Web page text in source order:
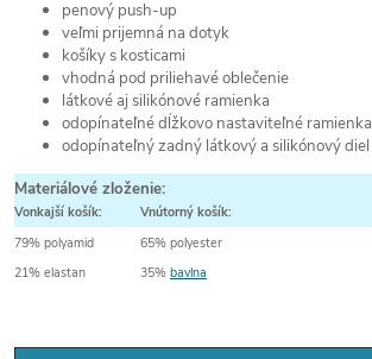
penový push-up
veľmi prijemná na dotyk
košíky s kosticami
vhodná pod priliehavé oblečenie
látkové aj silikónové ramienka
odopínateľné dĺžkovo nastaviteľné ramienka
odopínateľný zadný látkový a silikónový diel
Materiálové zloženie:
Vonkajší košík:
Vnútorný košík:
79% polyamid
21% elastan
65% polyester
35% bavlna